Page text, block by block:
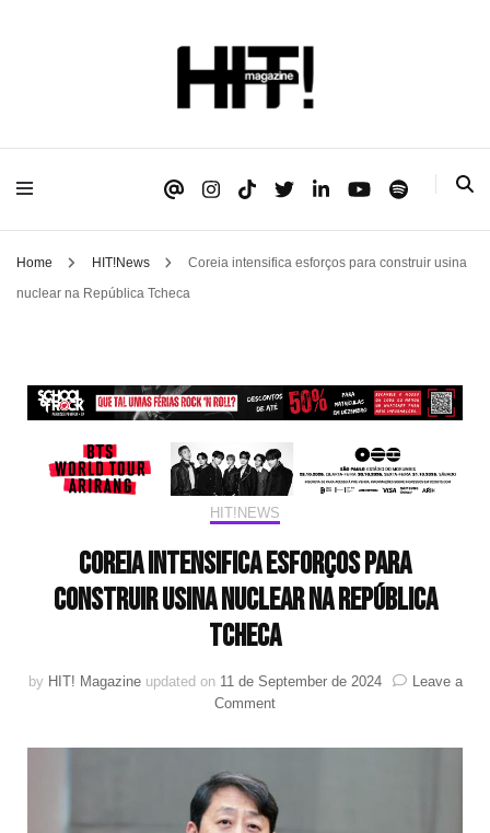
HIT!Magazine
Home HIT!News
Coreia intensifica esforços para construir usina
nuclear na República Tcheca
HIT!NEWS
Coreia intensifica esforços para
construir usina nuclear na República
Tcheca
by HIT! Magazine updated on 11 de September de 2024
Leave a
Commenton
intensifica
construir